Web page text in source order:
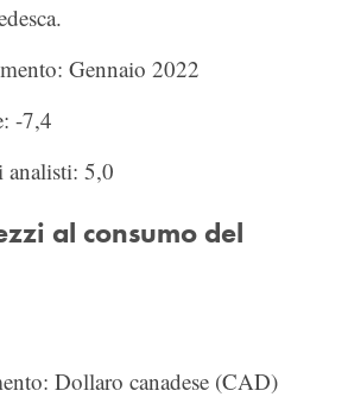
Gennaio 2022
-7,4
analisti: 5,0
al consumo del
Dollaro canadese (CAD)